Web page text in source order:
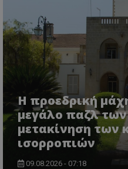
Η προεδρική
μεγάλο παζλ
μετακίνηση των
ισορροπιών
09.08.2026 - 07:18
ASP.NET_SessionId